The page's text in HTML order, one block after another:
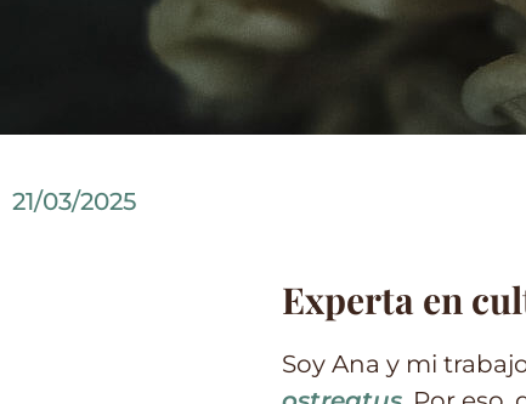
21/03/2025
Experta en
Soy Ana y mi